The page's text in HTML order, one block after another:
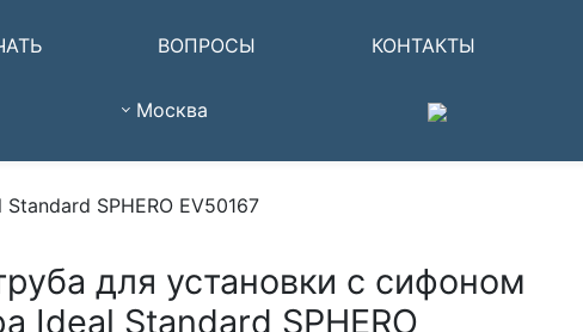
ВОПРОСЫ КОНТАКТЫ
Москва
SPHERO EV50167
для установки с сифоном
Ideal Standard SPHERO